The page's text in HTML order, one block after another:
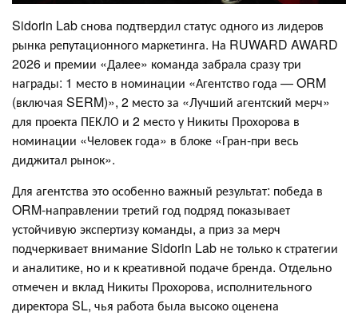
Sidorin Lab снова подтвердил статус одного из лидеров
рынка репутационного маркетинга. На RUWARD AWARD
2026 и премии «Далее» команда забрала сразу три
награды: 1 место в номинации «Агентство года — ORM
(включая SERM)», 2 место за «Лучший агентский мерч»
для проекта ПЕКЛО и 2 место у Никиты Прохорова в
номинации «Человек года» в блоке «Гран-при весь
диджитал рынок».
Для агентства это особенно важный результат: победа в
ORM-направлении третий год подряд показывает
устойчивую экспертизу команды, а приз за мерч
подчеркивает внимание Sidorin Lab не только к стратегии
и аналитике, но и к креативной подаче бренда. Отдельно
отмечен и вклад Никиты Прохорова, исполнительного
директора SL, чья работа была высоко оценена